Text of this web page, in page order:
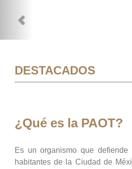
DESTACADOS
¿Qué es la PAOT?
Es un organismo que
habitantes de la Ciudad de